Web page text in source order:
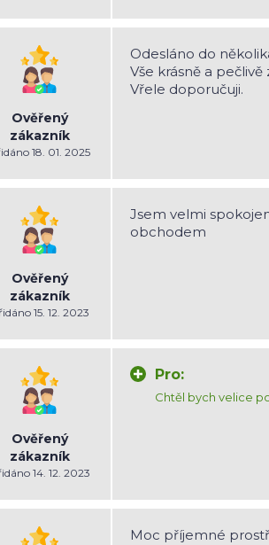
Ověřený
zákazník
18. 01. 2025
Odesláno do
Vše krásně a
Vřele doporučuji.
Ověřený
zákazník
15. 12. 2023
Jsem velmi
obchodem
Ověřený
zákazník
14. 12. 2023
Pro:
Chtěl bych velice
Moc příjemné